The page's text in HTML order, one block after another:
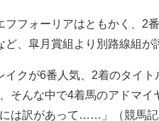
フフォーリアはともかく、2
、皐月賞組より別路線組が
イクが6番人気、2着のタイ
そんな中で4着馬のアドマイ
は訳があって……」（競馬記